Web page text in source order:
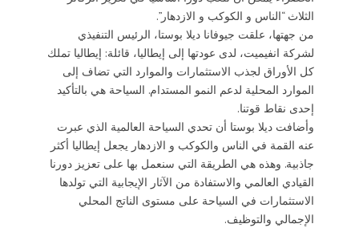
الثلاث “الناس و الكوكب و الازدهار”.
من جهتها، علقت جيوفانا ديلا بوستا، الرئيس التنفيذي
لشركة انفيميت، لدى عودتها إلى إيطاليا، قائلة: إيطاليا تملك
كل الأوراق لجذب الاستثمارات والموارد التي تضاف إلى
الموارد المحلية لدعم النمو المستدام. السياحة هي بالتأكيد
إحدى نقاط قوتنا.
وأضافت ديلا بوستا أن تحدي السياحة العالمية الذي عبرت
عنه القمة في الناس والكوكب و الازدهار يجعل إيطاليا أكثر
جاذبية. وهذه هي الطريقة التي سنعمل بها على تعزيز دورنا
القيادي العالمي والاستفادة من الآثار الإيجابية التي تولدها
الاستثمارات في السياحة على مستوى الناتج المحلي
الإجمالي والتوظيف.